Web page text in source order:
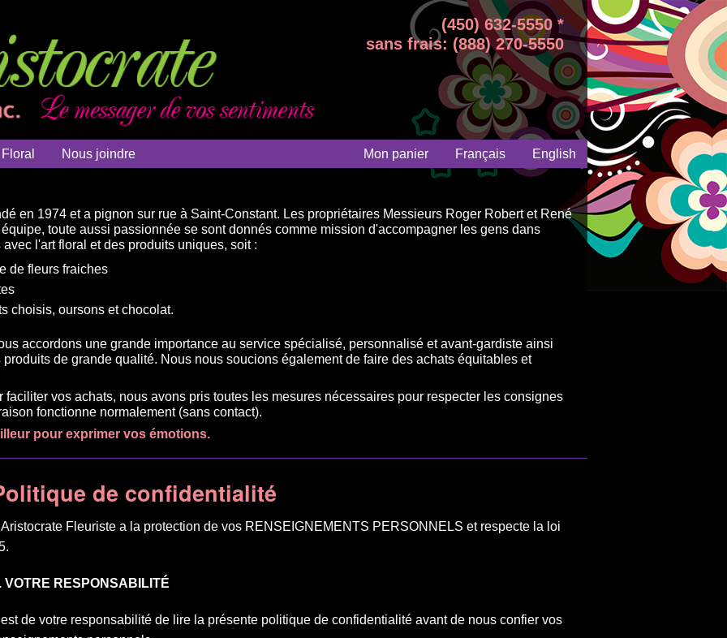
(450) 632-5550 *
sans frais: (888) 270-5550
Nous joindre Mon panier Français English
en 1974 et a pignon sur rue à Saint-Constant. Les propriétaires Messieurs Roger Robert et René
toute aussi passionnée se sont donnés comme mission d'accompagner les gens dans
l'art floral et des produits uniques, soit :
de fleurs fraiches
choisis, oursons et chocolat.
accordons une grande importance au service spécialisé, personnalisé et avant-gardiste ainsi
de grande qualité. Nous nous soucions également de faire des achats équitables et
faciliter vos achats, nous avons pris toutes les mesures nécessaires pour respecter les consignes
fonctionne normalement (sans contact).
pour exprimer vos émotions.
de confidentialité
Fleuriste a la protection de vos RENSEIGNEMENTS PERSONNELS et respecte la loi
VOTRE RESPONSABILITÉ
est de votre responsabilité de lire la présente politique de confidentialité avant de nous confier vos